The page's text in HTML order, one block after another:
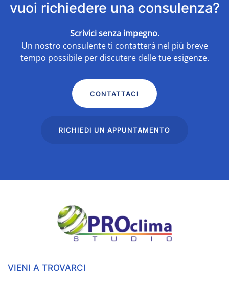
vuoi richiedere una consulenza?
Scrivici senza impegno.
Un nostro consulente ti contatterà nel più breve
tempo possibile per discutere delle tue esigenze.
CONTATTACI
RICHIEDI UN APPUNTAMENTO
VIENI A TROVARCI